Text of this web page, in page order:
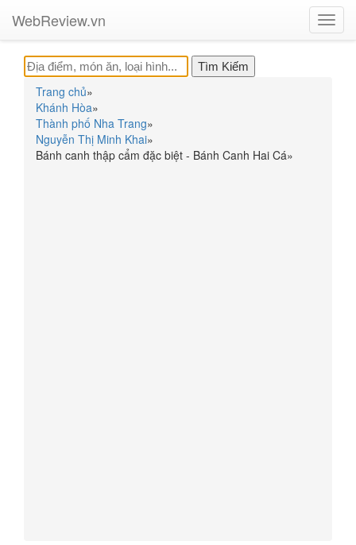
WebReview.vn
Trang chủ»
Khánh Hòa»
Thành phố Nha Trang»
Nguyễn Thị Minh Khai»
Bánh canh thập cẩm đặc biệt - Bánh Canh Hai Cá»